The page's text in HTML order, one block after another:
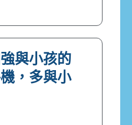
與小孩的
，多與小